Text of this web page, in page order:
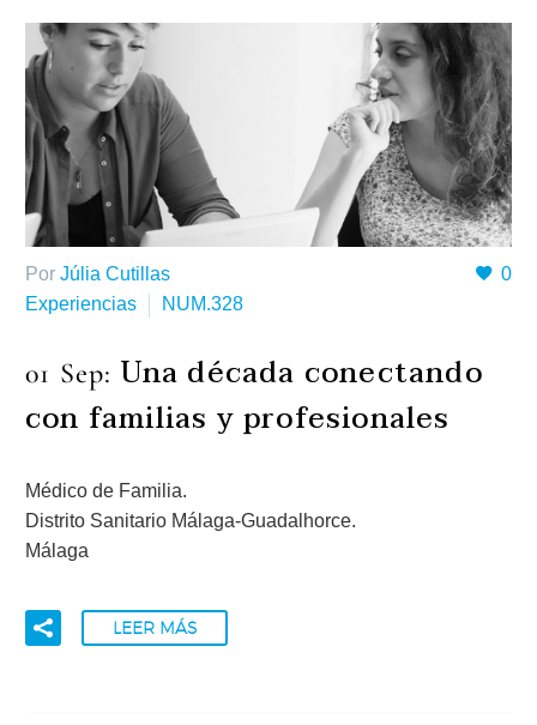
0
Por Júlia Cutillas
Experiencias
NUM.328
01 Sep: Una década conectando
con familias y profesionales
Médico de Familia.
Distrito Sanitario Málaga-Guadalhorce.
Málaga
LEER MÁS